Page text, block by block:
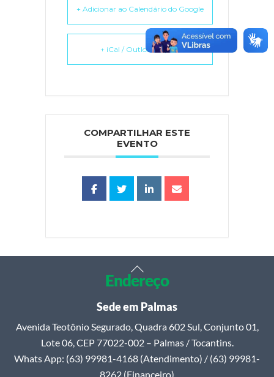
+ Adicionar ao Calendário do Google
+ iCal / Outlook export
COMPARTILHAR ESTE
EVENTO
Back
To
Top
Endereço
Sede em Palmas
Avenida Teotônio Segurado, Quadra 602 Sul, Conjunto 01,
Lote 06, CEP 77022-002 – Palmas / Tocantins.
Whats App: (63) 99981-4168 (Atendimento) / (63) 99981-
8262 (Financeiro)